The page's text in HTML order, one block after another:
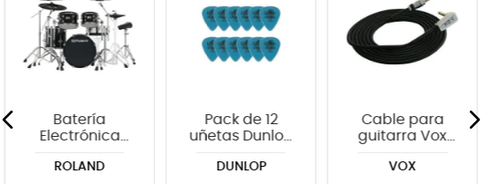
Batería
Electrónica
V-Drums
ROLAND
Pack de 12
uñetas Dunlop
DUNLOP
Cable para
guitarra Vox
negro - 6
VOX